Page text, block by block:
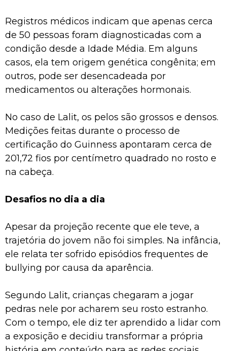
Registros médicos indicam que apenas cerca
de 50 pessoas foram diagnosticadas com a
condição desde a Idade Média. Em alguns
casos, ela tem origem genética congênita; em
outros, pode ser desencadeada por
medicamentos ou alterações hormonais.
No caso de Lalit, os pelos são grossos e densos.
Medições feitas durante o processo de
certificação do Guinness apontaram cerca de
201,72 fios por centímetro quadrado no rosto e
na cabeça.
Desafios no dia a dia
Apesar da projeção recente que ele teve, a
trajetória do jovem não foi simples. Na infância,
ele relata ter sofrido episódios frequentes de
bullying por causa da aparência.
Segundo Lalit, crianças chegaram a jogar
pedras nele por acharem seu rosto estranho.
Com o tempo, ele diz ter aprendido a lidar com
a exposição e decidiu transformar a própria